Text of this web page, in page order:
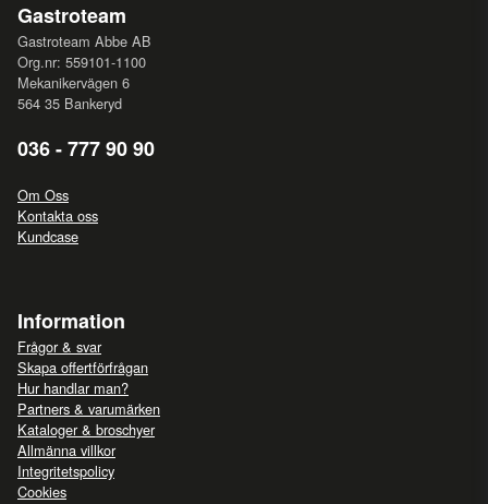
Gastroteam
Gastroteam Abbe AB
Org.nr: 559101-1100
Mekanikervägen 6
564 35 Bankeryd
036 - 777 90 90
Om Oss
Kontakta oss
Kundcase
Information
Frågor & svar
Skapa offertförfrågan
Hur handlar man?
Partners & varumärken
Kataloger & broschyer
Allmänna villkor
Integritetspolicy
Cookies